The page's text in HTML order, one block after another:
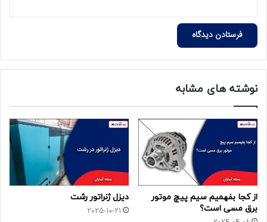
نوشته های مشابه
از کجا بفهمیم سیم پیچ موتور
برق مسی است؟
دیزل ژنراتور رشت
2025-10-21